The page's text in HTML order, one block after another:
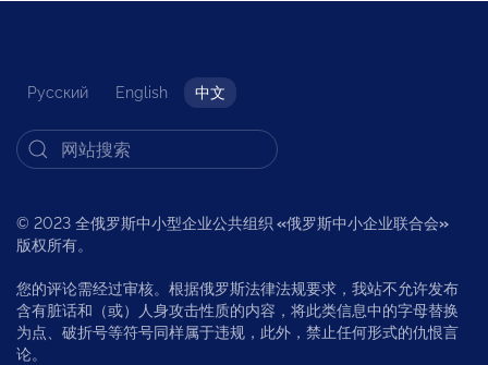
Русский English 中文
© 2023 全俄罗斯中小型企业公共组织 «俄罗斯中小企业联合会»
版权所有。
您的评论需经过审核。根据俄罗斯法律法规要求，我站不允许发布
含有脏话和（或）人身攻击性质的内容，将此类信息中的字母替换
为点、破折号等符号同样属于违规，此外，禁止任何形式的仇恨言
论。